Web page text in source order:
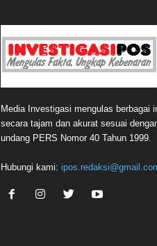
Media Investigasi mengulas berbagai
secara tajam dan akurat sesuai
undang PERS Nomor 40 Tahun 1999.
Hubungi kami: